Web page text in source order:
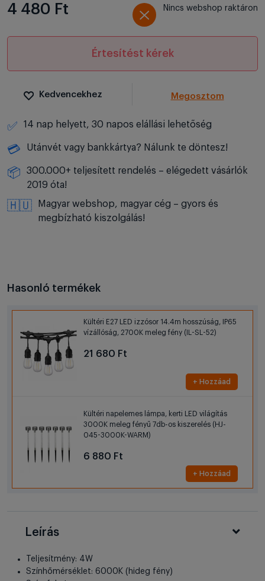
4 480 Ft Nincs webshop raktáron
Értesítést kérek
Kedvencekhez Megosztom
✅ 14 nap helyett, 30 napos elállási lehetőség
💳 Utánvét vagy bankkártya? Nálunk te döntesz!
📦
300.000+ teljesített rendelés – elégedett vásárlók
2019 óta!
🇭🇺
Magyar webshop, magyar cég – gyors és
megbízható kiszolgálás!
Hasonló termékek
Kültéri E27 LED izzósor 14.4m hosszúság, IP65
vízállóság, 2700K meleg fény (IL-SL-52)
21 680 Ft
+ Hozzáad
Kültéri napelemes lámpa, kerti LED világítás
3000K meleg fényű 7db-os kiszerelés (HJ-
045-3000K-WARM)
6 880 Ft
+ Hozzáad
Leírás
Teljesítmény: 4W
Színhőmérséklet: 6000K (hideg fény)